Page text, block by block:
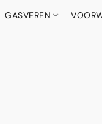
GASVEREN